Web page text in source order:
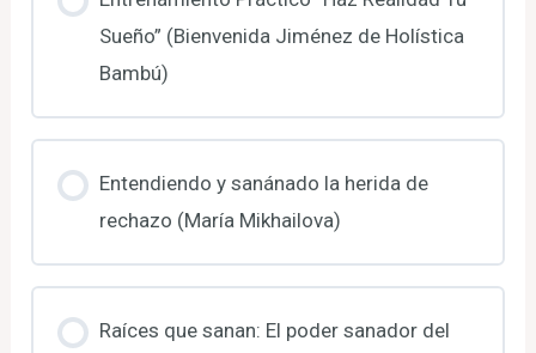
Sueño” (Bienvenida Jiménez de Holística
Bambú)
Entendiendo y sanánado la herida de
rechazo (María Mikhailova)
Raíces que sanan: El poder sanador del